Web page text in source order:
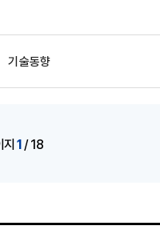
기술동향
지1/ 18